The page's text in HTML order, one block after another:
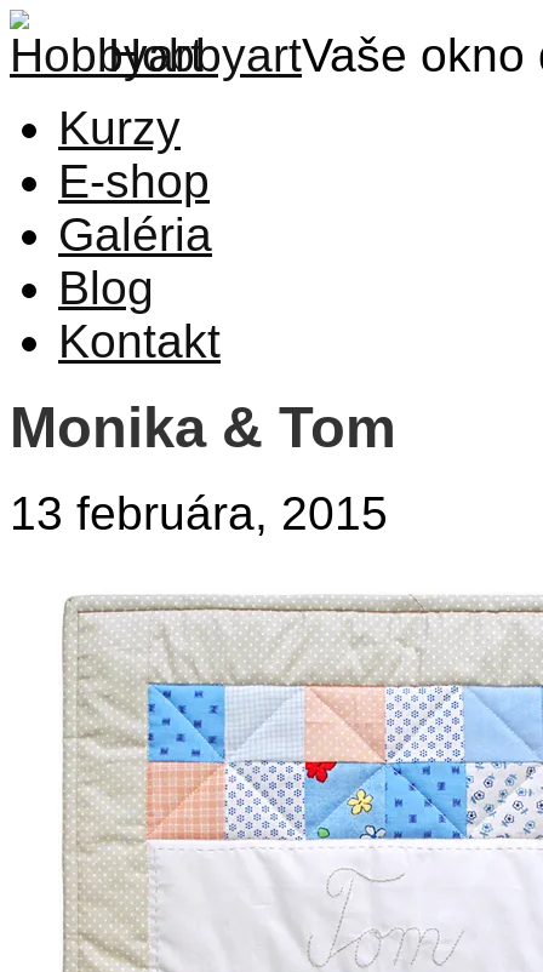
HobbyartVaše okno
Kurzy
E-shop
Galéria
Blog
Kontakt
Monika & Tom
13 februára, 2015